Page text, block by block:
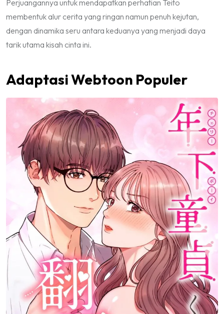
Perjuangannya untuk mendapatkan perhatian Teito
membentuk alur cerita yang ringan namun penuh kejutan,
dengan dinamika seru antara keduanya yang menjadi daya
tarik utama kisah cinta ini.
Adaptasi Webtoon Populer